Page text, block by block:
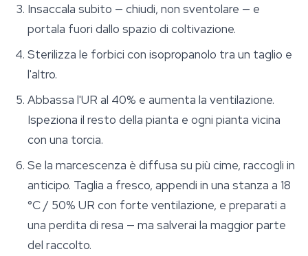
Insaccala subito — chiudi, non sventolare — e
portala fuori dallo spazio di coltivazione.
Sterilizza le forbici con isopropanolo tra un taglio e
l'altro.
Abbassa l'UR al 40% e aumenta la ventilazione.
Ispeziona il resto della pianta e ogni pianta vicina
con una torcia.
Se la marcescenza è diffusa su più cime, raccogli in
anticipo. Taglia a fresco, appendi in una stanza a 18
°C / 50% UR con forte ventilazione, e preparati a
una perdita di resa — ma salverai la maggior parte
del raccolto.